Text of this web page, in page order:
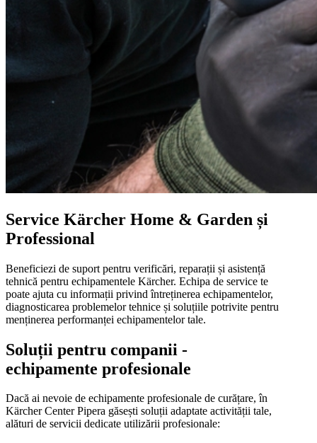
Service Kärcher Home & Garden și
Professional
Beneficiezi de suport pentru verificări, reparații și asistență
tehnică pentru echipamentele Kärcher. Echipa de service te
poate ajuta cu informații privind întreținerea echipamentelor,
diagnosticarea problemelor tehnice și soluțiile potrivite pentru
menținerea performanței echipamentelor tale.
Soluții pentru companii -
echipamente profesionale
Dacă ai nevoie de echipamente profesionale de curățare, în
Kärcher Center Pipera găsești soluții adaptate activității tale,
alături de servicii dedicate utilizării profesionale: